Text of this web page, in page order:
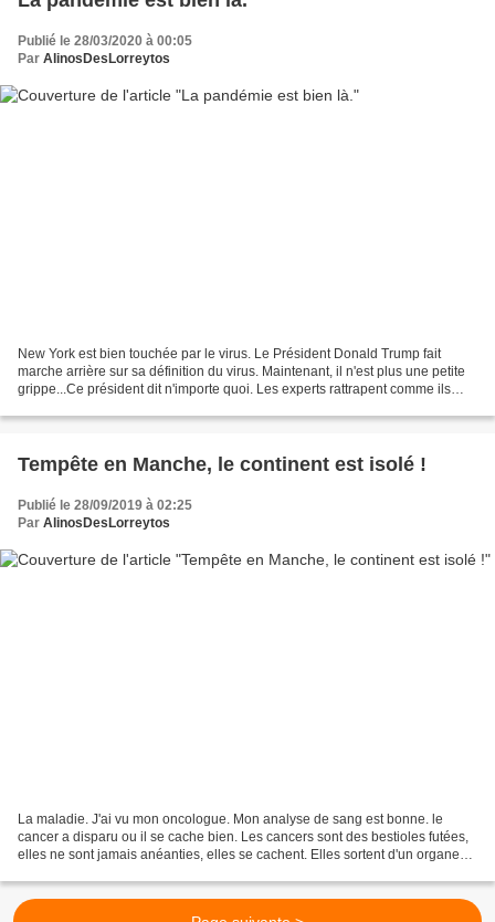
Publié le 28/03/2020 à 00:05
Par AlinosDesLorreytos
New York est bien touchée par le virus. Le Président Donald Trump fait
marche arrière sur sa définition du virus. Maintenant, il n'est plus une petite
grippe...Ce président dit n'importe quoi. Les experts rattrapent comme ils
Tempête en Manche, le continent est isolé !
Publié le 28/09/2019 à 02:25
Par AlinosDesLorreytos
La maladie. J'ai vu mon oncologue. Mon analyse de sang est bonne. le
cancer a disparu ou il se cache bien. Les cancers sont des bestioles futées,
elles ne sont jamais anéanties, elles se cachent. Elles sortent d'un organe